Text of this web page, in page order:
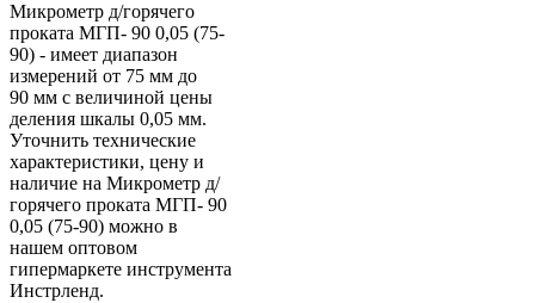
Микрометр д/горячего
проката МГП- 90 0,05 (75-
90) - имеет диапазон
измерений от 75 мм до
90 мм с величиной цены
деления шкалы 0,05 мм.
Уточнить технические
характеристики, цену и
наличие на Микрометр д/
горячего проката МГП- 90
0,05 (75-90) можно в
нашем оптовом
гипермаркете инструмента
Инстрленд.